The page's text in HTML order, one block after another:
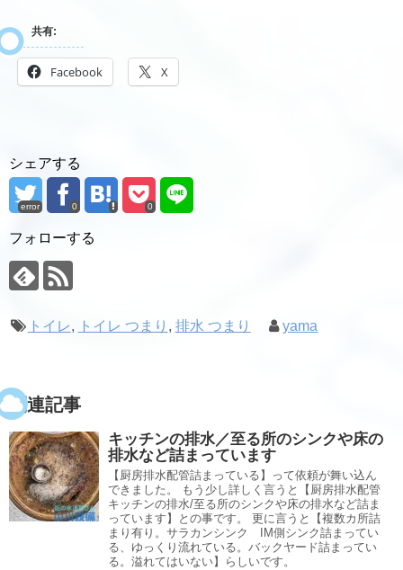
共有:
Facebook X
シェアする
error 0 0
フォローする
トイレ, トイレ つまり , 排水 つまり yama
関連記事
キッチンの排水／至る所のシンクや床の
排水など詰まっています
【厨房排水配管詰まっている】って依頼が舞い込ん
できました。 もう少し詳しく言うと【厨房排水配管
キッチンの排水/至る所のシンクや床の排水など詰ま
っています】との事です。 更に言うと【複数カ所詰
まり有り。サラカンシンク IM側シンク詰まってい
る、ゆっくり流れている。バックヤード詰まってい
る。溢れてはいない】らしいです。